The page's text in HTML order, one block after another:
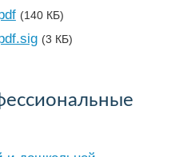
(140 КБ)
(3 КБ)